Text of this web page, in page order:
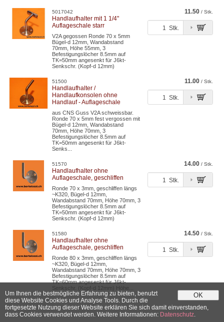
5017042
Handlaufhalter mit 1 1/4"
Auflageschale starr
V2A gegossen Ronde 70 x 5mm
Bügel-d 12mm, Wandabstand
70mm, Höhe 55mm, 3
Befestigungslöcher 8.5mm auf
TK=50mm angesenkt für J6kt-
Senkschr. (Kopf-d 12mm)
11.50 / Stk.
Stk.
51500
Handlaufhalter /
Handlaufkonsolen ohne
Handlauf - Auflageschale
aus CNS Guss V2A schweissbar.
Ronde 70 x 5mm fest vergossen mit
Bügel-d 12mm, Wandabstand
70mm, Höhe 70mm, 3
Befestigungslöcher 8.5mm auf
TK=50mm angesenkt für J6kt-
Senks...
11.00 / Stk.
Stk.
51570
Handlaufhalter ohne
Auflageschale, geschliffen
Ronde 70 x 3mm, geschliffen längs
~K320, Bügel-d 12mm,
Wandabstand 70mm, Höhe 70mm, 3
Befestigungslöcher 8.5mm auf
TK=50mm angesenkt für J6kt-
Senkschr. (Kopf-d 12mm)
14.00 / Stk.
Stk.
51580
Handlaufhalter ohne
Auflageschale, geschliffen
Ronde 80 x 3mm, geschliffen längs
~K320, Bügel-d 12mm,
Wandabstand 70mm, Höhe 70mm, 3
Befestigungslöcher 8.5mm auf
TK=60mm angesenkt für J6kt-
Senkschr. (Kopf-d 12mm) Höhe...
14.50 / Stk.
Stk.
OK
Um Ihnen die bestmögliche Erfahrung zu bieten, benutzt
diese Website Cookies und Analyse Tools. Durch die
fortgesetzte Nutzung dieser Website erklären Sie sich damit einverstanden,
dass Cookies verwendet werden. Weitere Informationen: Datenschutz.